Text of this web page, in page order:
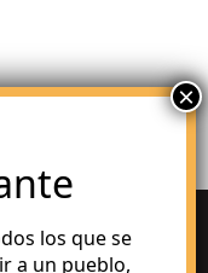
los que se
a un pueblo,